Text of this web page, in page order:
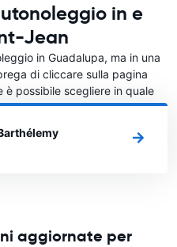
in e
Jean
in Guadalupa, ma in una
di cliccare sulla pagina
è possibile scegliere in quale
l'auto.
aggiornate per